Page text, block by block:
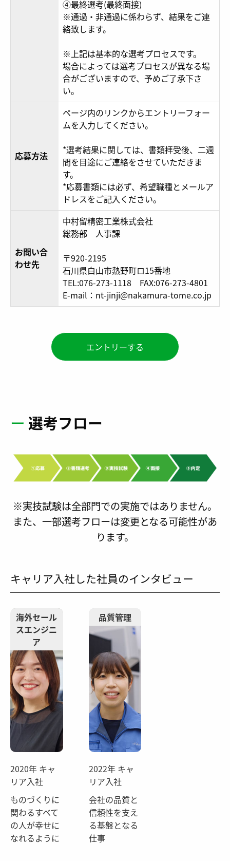
④最終選考(最終面接)
※通過・非通過に係わらず、結果をご連
絡致します。
※上記は基本的な選考プロセスです。
場合によっては選考プロセスが異なる場
合がございますので、予めご了承下さ
い。
応募方法
ページ内のリンクからエントリーフォー
ムを入力してください。
*選考結果に関しては、書類拝受後、二週
間を目途にご連絡をさせていただきま
す。
*応募書類には必ず、希望職種とメールア
ドレスをご記入ください。
お問い合
わせ先
中村留精密工業株式会社
総務部 人事課
〒920-2195
石川県白山市熱野町ロ15番地
TEL:076-273-1118 FAX:076-273-4801
E-mail：nt-jinji@nakamura-tome.co.jp
エントリーする
ー 選考フロー
※実技試験は全部門での実施ではありません。
また、一部選考フローは変更となる可能性があ
ります。
キャリア入社した社員のインタビュー
海外セール
スエンジニ
ア
2020年 キャ
リア入社
ものづくりに
関わるすべて
の人が幸せに
なれるように
品質管理
2022年 キャ
リア入社
会社の品質と
信頼性を支え
る基盤となる
仕事